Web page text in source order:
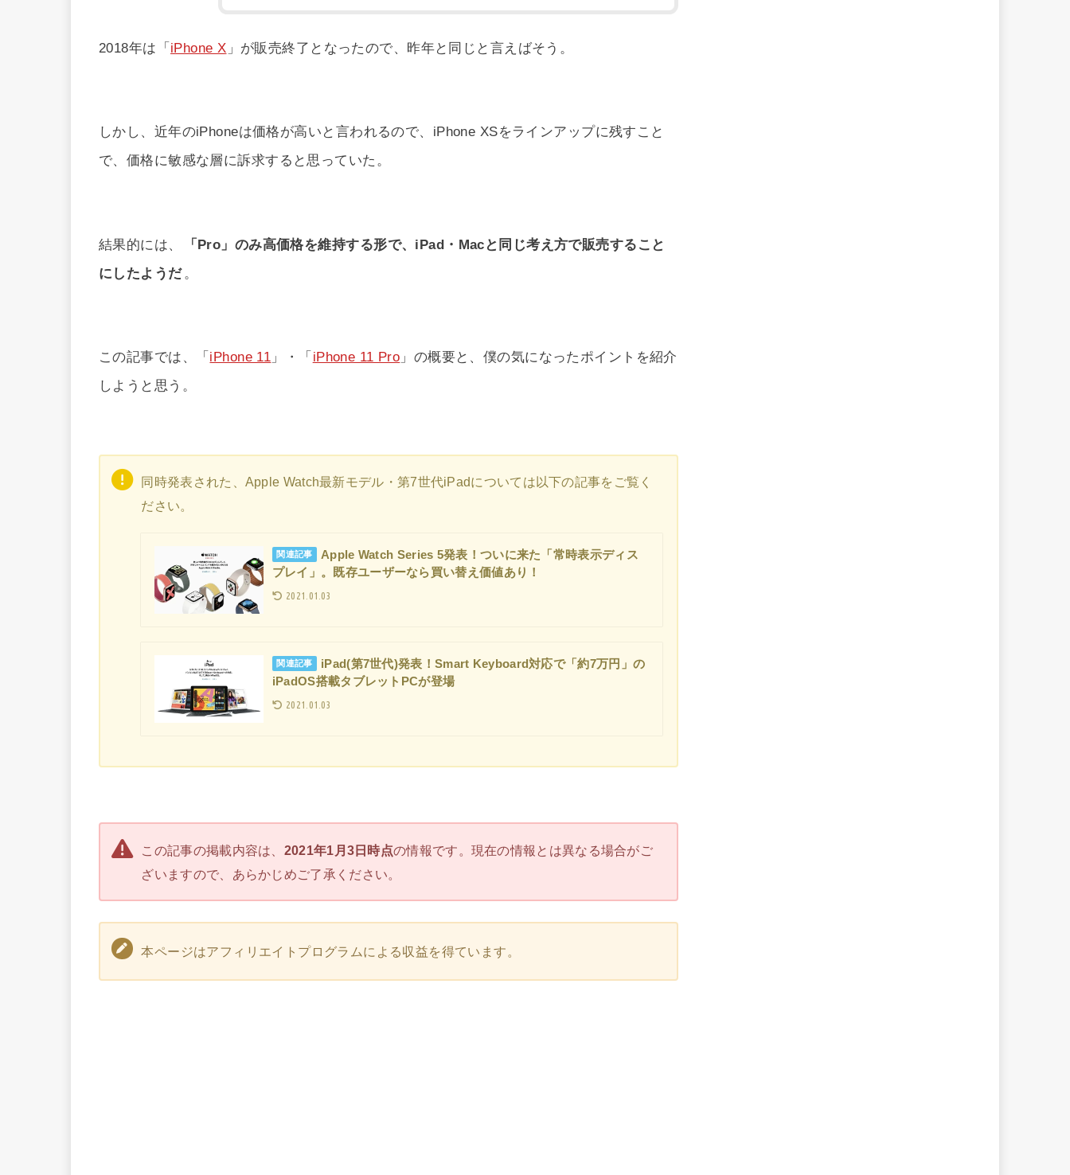
2018年は「 iPhone X 」が販売終了となったので、昨年と同じと言えばそう。
しかし、近年のiPhoneは価格が高いと言われるので、iPhone XSをラインアップに残すこと
で、価格に敏感な層に訴求すると思っていた。
結果的には、
「Pro」のみ高価格を維持する形で、iPad・Macと同じ考え方で販売すること
にしたようだ 。
この記事では、「iPhone 11 」・「iPhone 11 Pro 」の概要と、僕の気になったポイントを紹介
しようと思う。
同時発表された、Apple Watch最新モデル・第7世代iPadについては以下の記事をご覧く
ださい。
関連記事
Apple Watch Series 5発表！ついに来た「常時表示ディス
プレイ」。既存ユーザーなら買い替え価値あり！
2021.01.03
関連記事
iPad(第7世代)発表！Smart Keyboard対応で「約7万円」の
iPadOS搭載タブレットPCが登場
2021.01.03
この記事の掲載内容は、 2021年1月3日時点の情報です。現在の情報とは異なる場合がご
ざいますので、あらかじめご了承ください。
本ページはアフィリエイトプログラムによる収益を得ています。